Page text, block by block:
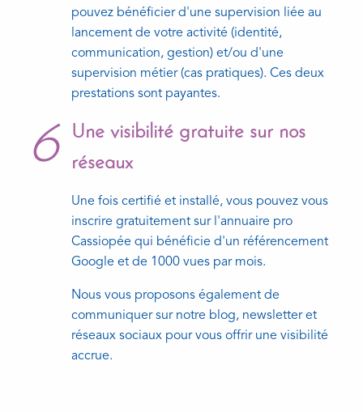
pouvez bénéficier d'une supervision liée au
lancement de votre activité (identité,
communication, gestion) et/ou d'une
supervision métier (cas pratiques). Ces deux
prestations sont payantes.
6
Une visibilité gratuite sur nos
réseaux
Une fois certifié et installé, vous pouvez vous
inscrire gratuitement sur l'annuaire pro
Cassiopée qui bénéficie d'un référencement
Google et de 1000 vues par mois.
Nous vous proposons également de
communiquer sur notre blog, newsletter et
réseaux sociaux pour vous offrir une visibilité
accrue.